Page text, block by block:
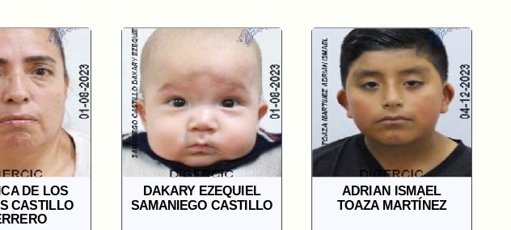
DE LOS
CASTILLO
DAKARY EZEQUIEL
SAMANIEGO CASTILLO
ADRIAN ISMAEL
TOAZA MARTÍNEZ